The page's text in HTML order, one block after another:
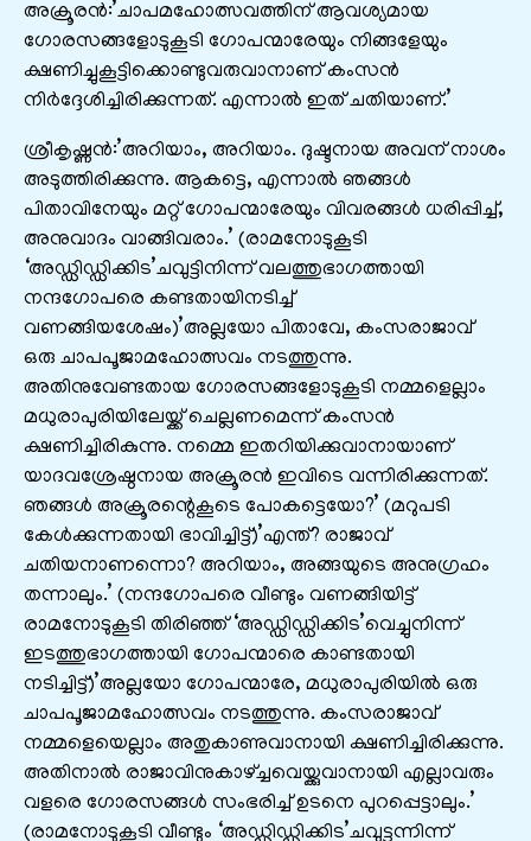
അക്രൂരൻ:’ചാപമഹോത്സവത്തിന് ആവശ്യമായ
ഗോരസങ്ങളോടുകൂടി ഗോപന്മാരേയും നിങ്ങളേയും
ക്ഷണിച്ചുകൂട്ടിക്കൊണ്ടുവരുവാനാണ് കംസൻ
നിർദ്ദേശിച്ചിരിക്കുന്നത്. എന്നാൽ ഇത് ചതിയാണ്.’
ശ്രീകൃഷ്ണൻ:’അറിയാം, അറിയാം. ദുഷ്ടനായ അവന് നാശം
അടുത്തിരിക്കുന്നു. ആകട്ടെ, എന്നാൽ ഞങ്ങൾ
പിതാവിനേയും മറ്റ് ഗോപന്മാരേയും വിവരങ്ങൾ ധരിപ്പിച്ച്,
അനുവാദം വാങ്ങിവരാം.’ (രാമനോടുകൂടി
‘അഡ്ഡിഡ്ഡിക്കിട’ചവുട്ടിനിന്ന് വലത്തുഭാഗത്തായി
നന്ദഗോപരെ കണ്ടതായിനടിച്ച്
വണങ്ങിയശേഷം)’അല്ലയോ പിതാവേ, കംസരാജാവ്
ഒരു ചാപപൂജാമഹോത്സവം നടത്തുന്നു.
അതിനുവേണ്ടതായ ഗോരസങ്ങളോടുകൂടി നമ്മളെല്ലാം
മധുരാപുരിയിലേയ്ക്ക് ചെല്ലണമെന്ന് കംസൻ
ക്ഷണിച്ചിരികുന്നു. നമ്മെ ഇതറിയിക്കുവാനായാണ്
യാദവശ്രേഷ്ഠനായ അക്രൂരൻ ഇവിടെ വന്നിരിക്കുന്നത്.
ഞങ്ങൾ അക്രൂരന്റെകൂടെ പോകട്ടെയോ?’ (മറുപടി
കേൾക്കുന്നതായി ഭാവിച്ചിട്ട്)’എന്ത്? രാജാവ്
ചതിയനാണന്നൊ? അറിയാം, അങ്ങയുടെ അനുഗ്രഹം
തന്നാലും.’ (നന്ദഗോപരെ വീണ്ടും വണങ്ങിയിട്ട്
രാമനോടുകൂടി തിരിഞ്ഞ് ‘അഡ്ഡിഡ്ഡിക്കിട’വെച്ചുനിന്ന്
ഇടത്തുഭാഗത്തായി ഗോപന്മാരെ കാണ്ടതായി
നടിച്ചിട്ട്)’അല്ലയോ ഗോപന്മാരേ, മധുരാപുരിയിൽ ഒരു
ചാപപൂജാമഹോത്സവം നടത്തുന്നു. കംസരാജാവ്
നമ്മളെയെല്ലാം അതുകാണുവാനായി ക്ഷണിച്ചിരിക്കുന്നു.
അതിനാൽ രാജാവിനുകാഴ്ച്ചവെയ്ക്കുവാനായി എല്ലാവരും
വളരെ ഗോരസങ്ങൾ സംഭരിച്ച് ഉടനെ പുറപ്പെട്ടാലും.’
(രാമനോടുകൂടി വീണ്ടും ‘അഡ്ഡിഡ്ഡിക്കിട’ചവുട്ടന്നിന്ന്